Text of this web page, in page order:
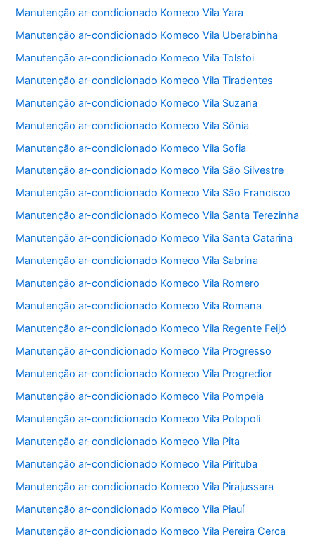
Manutenção ar-condicionado Komeco Vila Yara
Manutenção ar-condicionado Komeco Vila Uberabinha
Manutenção ar-condicionado Komeco Vila Tolstoi
Manutenção ar-condicionado Komeco Vila Tiradentes
Manutenção ar-condicionado Komeco Vila Suzana
Manutenção ar-condicionado Komeco Vila Sônia
Manutenção ar-condicionado Komeco Vila Sofia
Manutenção ar-condicionado Komeco Vila São Silvestre
Manutenção ar-condicionado Komeco Vila São Francisco
Manutenção ar-condicionado Komeco Vila Santa Terezinha
Manutenção ar-condicionado Komeco Vila Santa Catarina
Manutenção ar-condicionado Komeco Vila Sabrina
Manutenção ar-condicionado Komeco Vila Romero
Manutenção ar-condicionado Komeco Vila Romana
Manutenção ar-condicionado Komeco Vila Regente Feijó
Manutenção ar-condicionado Komeco Vila Progresso
Manutenção ar-condicionado Komeco Vila Progredior
Manutenção ar-condicionado Komeco Vila Pompeia
Manutenção ar-condicionado Komeco Vila Polopoli
Manutenção ar-condicionado Komeco Vila Pita
Manutenção ar-condicionado Komeco Vila Pirituba
Manutenção ar-condicionado Komeco Vila Pirajussara
Manutenção ar-condicionado Komeco Vila Piauí
Manutenção ar-condicionado Komeco Vila Pereira Cerca